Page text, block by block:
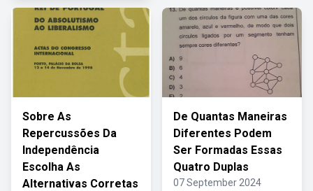
Sobre As
Repercussões Da
Independência
Escolha As
Alternativas Corretas
De Quantas Maneiras
Diferentes Podem
Ser Formadas Essas
Quatro Duplas
07 September 2024